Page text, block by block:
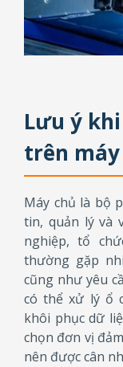
Lưu ý
trên máy
Máy chủ là bộ
tin, quản lý và
nghiệp, tổ
thường gặp
cũng như yêu
có thể xử lý ổ
khôi phục dữ
chọn đơn vị
nên được cân